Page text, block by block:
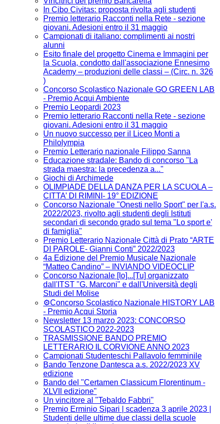
In Cibo Civitas: proposta rivolta agli studenti
Premio letterario Racconti nella Rete - sezione
giovani. Adesioni entro il 31 maggio
Campionati di italiano: complimenti ai nostri
alunni
Esito finale del progetto Cinema e Immagini per
la Scuola, condotto dall'associazione Ennesimo
Academy – produzioni delle classi – (Circ. n. 326
)
Concorso Scolastico Nazionale GO GREEN LAB
- Premio Acqui Ambiente
Premio Leopardi 2023
Premio letterario Racconti nella Rete - sezione
giovani. Adesioni entro il 31 maggio
Un nuovo successo per il Liceo Monti a
Philolympia
Premio Letterario nazionale Filippo Sanna
Educazione stradale: Bando di concorso "La
strada maestra: la precedenza a..."
Giochi di Archimede
OLIMPIADE DELLA DANZA PER LA SCUOLA –
CITTA’ DI RIMINI- 19° EDIZIONE
Concorso Nazionale "Onesti nello Sport" per l'a.s.
2022/2023, rivolto agli studenti degli Istituti
secondari di secondo grado sul tema "Lo sport e'
di famiglia"
Premio Letterario Nazionale Città di Prato “ARTE
DI PAROLE- Gianni Conti” 2022/2023
4a Edizione del Premio Musicale Nazionale
“Matteo Candino” – INVIANDO VIDEOCLIP
Concorso Nazionale [Io]...[Tu] organizzato
dall'ITST "G. Marconi" e dall'Università degli
Studi del Molise
⚙️Concorso Scolastico Nazionale HISTORY LAB
- Premio Acqui Storia
Newsletter 13 marzo 2023: CONCORSO
SCOLASTICO 2022-2023
TRASMISSIONE BANDO PREMIO
LETTERARIO IL CORVIONE ANNO 2023
Campionati Studenteschi Pallavolo femminile
Bando Tenzone Dantesca a.s. 2022/2023 XV
edizione
Bando del "Certamen Classicum Florentinum -
XLVII edizione"
Un vincitore al "Tebaldo Fabbri"
Premio Erminio Sipari | scadenza 3 aprile 2023 |
Studenti delle ultime due classi della scuole